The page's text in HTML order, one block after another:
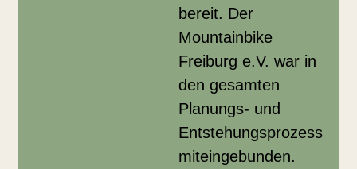
bereit. Der
Mountainbike
Freiburg e.V. war in
den gesamten
Planungs- und
Entstehungsprozess
miteingebunden.